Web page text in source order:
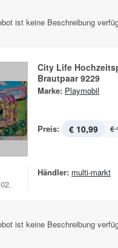
ist keine Beschreibung
City Life
Brautpaar 9229
Marke: Playmobil
Preis: € 10,99 €
Händler: multi-markt
ist keine Beschreibung